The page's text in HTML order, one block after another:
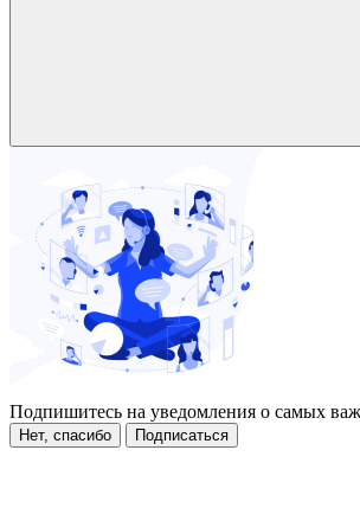
Подпишитесь на уведомления о самых
Нет, спасибо Подписаться